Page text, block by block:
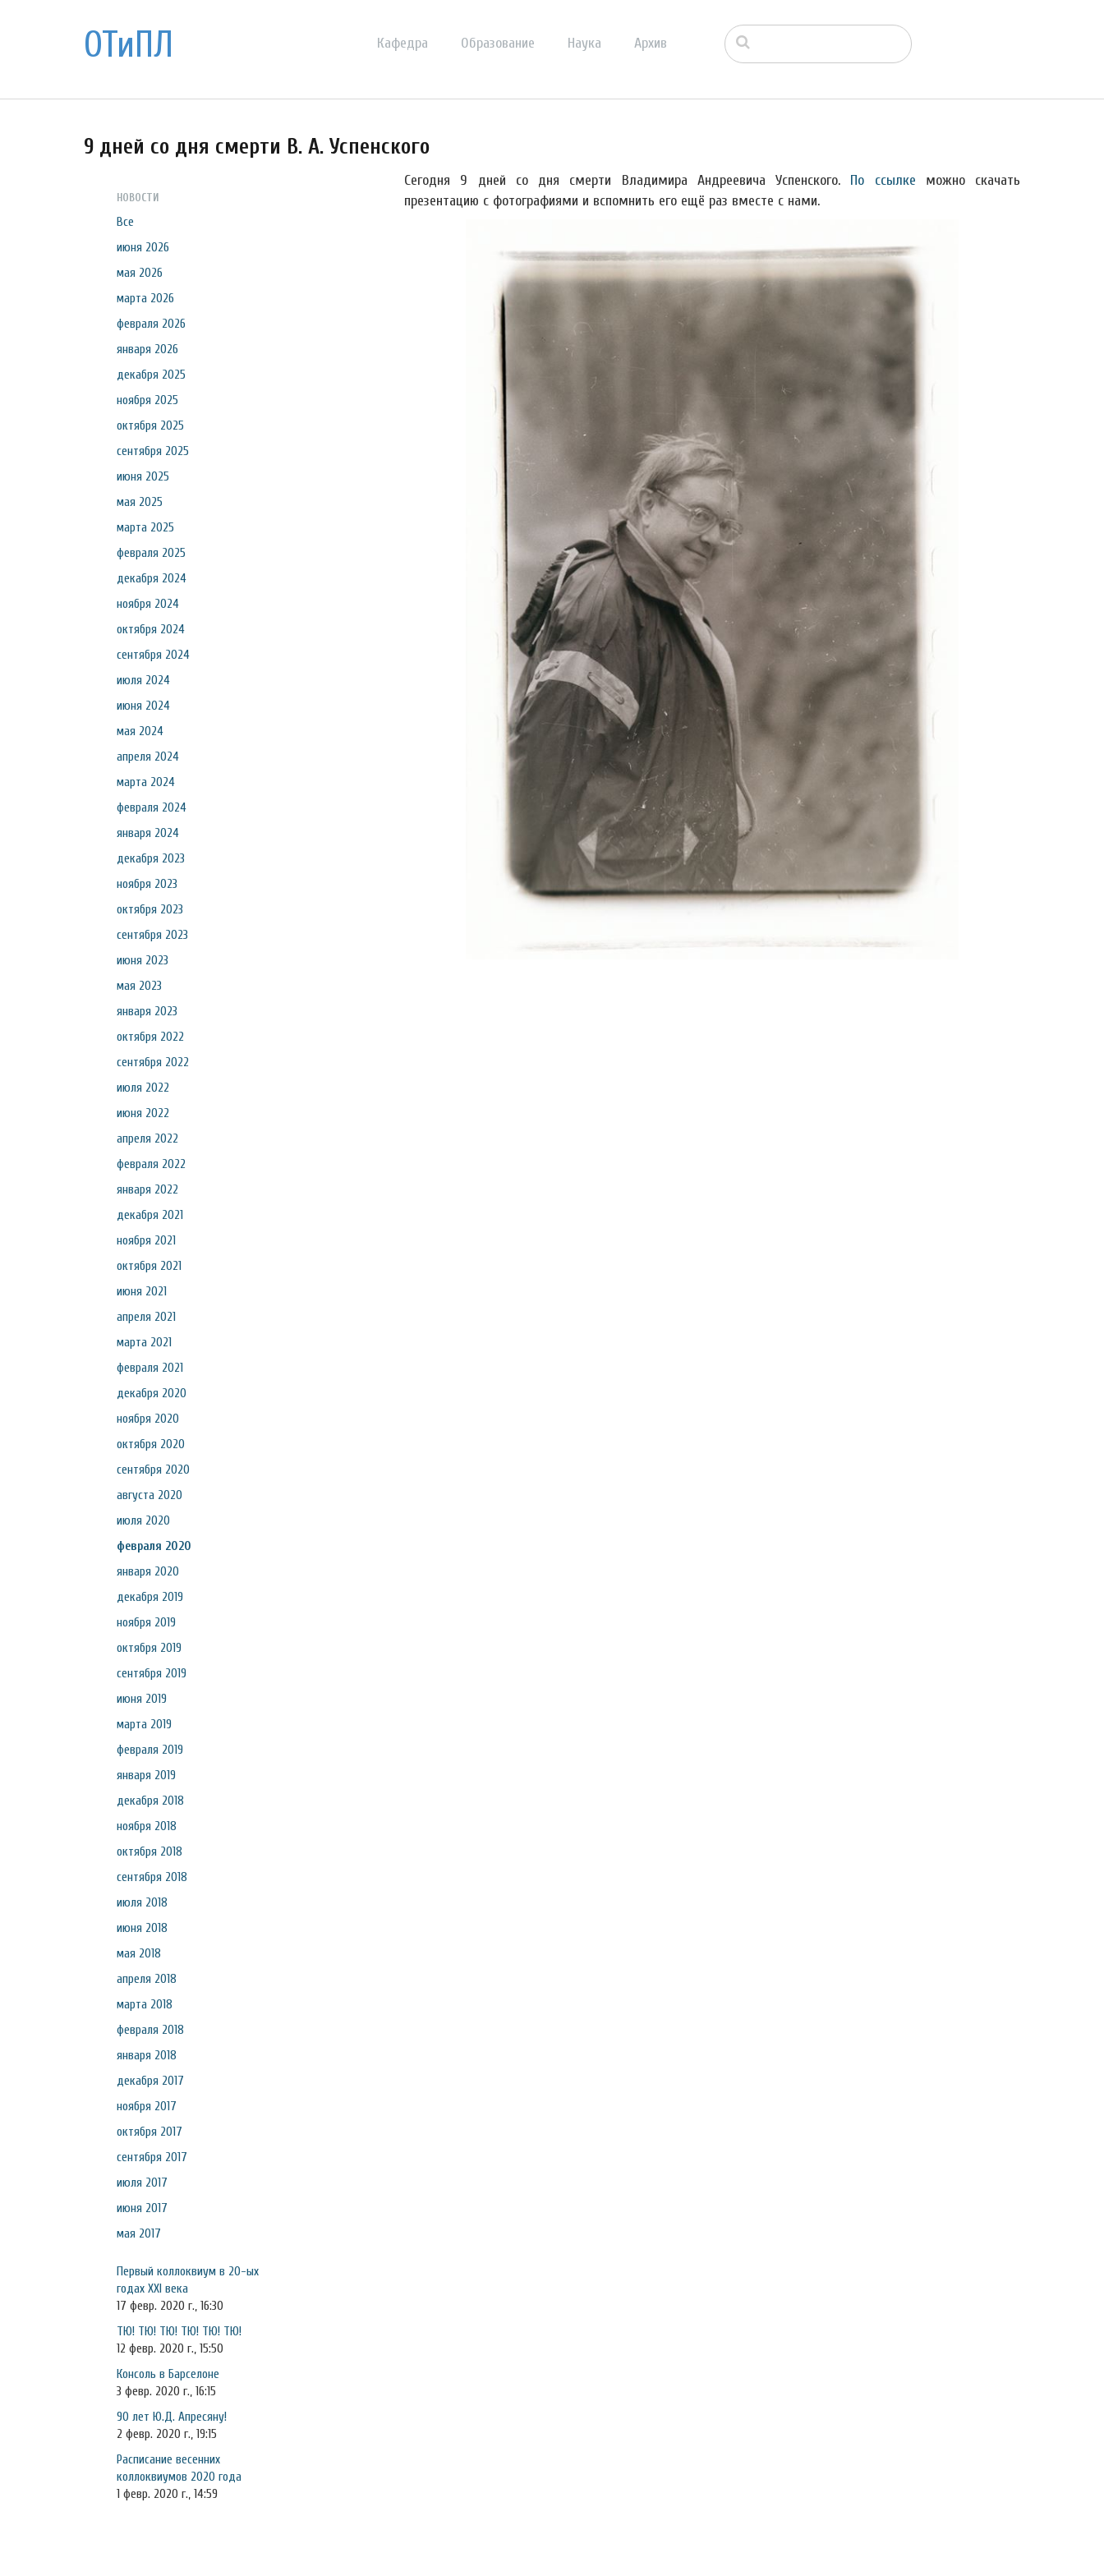
ОТиПЛ Кафедра Образование Наука Архив
9 дней со дня смерти В. А. Успенского
НОВОСТИ
Все
июня 2026
мая 2026
марта 2026
февраля 2026
января 2026
декабря 2025
ноября 2025
октября 2025
сентября 2025
июня 2025
мая 2025
марта 2025
февраля 2025
декабря 2024
ноября 2024
октября 2024
сентября 2024
июля 2024
июня 2024
мая 2024
апреля 2024
марта 2024
февраля 2024
января 2024
декабря 2023
ноября 2023
октября 2023
сентября 2023
июня 2023
мая 2023
января 2023
октября 2022
сентября 2022
июля 2022
июня 2022
апреля 2022
февраля 2022
января 2022
декабря 2021
ноября 2021
октября 2021
июня 2021
апреля 2021
марта 2021
февраля 2021
декабря 2020
ноября 2020
октября 2020
сентября 2020
августа 2020
июля 2020
февраля 2020
января 2020
декабря 2019
ноября 2019
октября 2019
сентября 2019
июня 2019
марта 2019
февраля 2019
января 2019
декабря 2018
ноября 2018
октября 2018
сентября 2018
июля 2018
июня 2018
мая 2018
апреля 2018
марта 2018
февраля 2018
января 2018
декабря 2017
ноября 2017
октября 2017
сентября 2017
июля 2017
июня 2017
мая 2017
Первый коллоквиум в 20-ых
годах XXI века
17 февр. 2020 г., 16:30
ТЮ! ТЮ! ТЮ! ТЮ! ТЮ! ТЮ!
12 февр. 2020 г., 15:50
Консоль в Барселоне
3 февр. 2020 г., 16:15
90 лет Ю.Д. Апресяну!
2 февр. 2020 г., 19:15
Расписание весенних
коллоквиумов 2020 года
1 февр. 2020 г., 14:59
Сегодня 9 дней со дня смерти Владимира Андреевича Успенского. По ссылке можно скачать
презентацию с фотографиями и вспомнить его ещё раз вместе с нами.